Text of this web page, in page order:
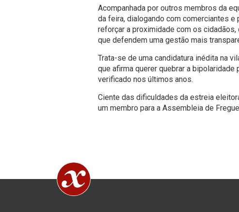
Acompanhada por outros membros da
da feira, dialogando com comerciantes
reforçar a proximidade com os
que defendem uma gestão mais
Trata-se de uma candidatura inédita na
que afirma querer quebrar a
verificado nos últimos anos.
Ciente das dificuldades da estreia
um membro para a Assembleia de